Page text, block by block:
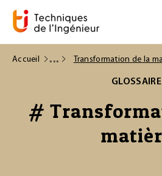
Accueil Transformation de la
GLOSSAIRE
#